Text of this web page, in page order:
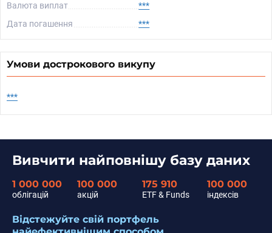
Валюта виплат
***
Дата погашення
***
Умови дострокового викупу
***
Вивчити найповнішу базу даних
1 000 000
облігацій
100 000
акцій
175 910
ETF & Funds
100 000
індексів
Відстежуйте свій портфель